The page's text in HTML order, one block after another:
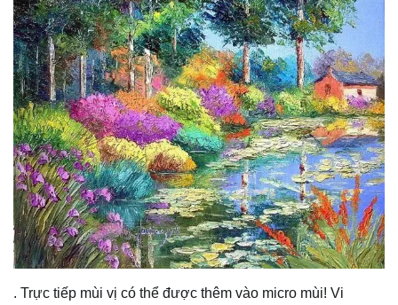
. Trực tiếp mùi vị có thể được thêm vào micro mùi! Vi